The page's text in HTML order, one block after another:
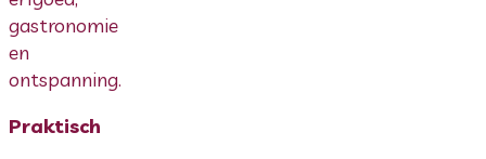
gastronomie
en
ontspanning.
Praktisch